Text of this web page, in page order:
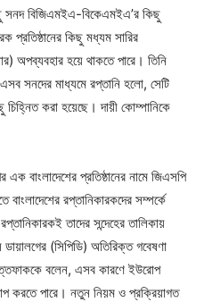
সনদ বিজিএমইএ-বিকেএমইএ’র কিছু
প্রতিষ্ঠানের কিছু মধ্যম সারির
অপব্যবহার হয়ে থাকতে পারে। তিনি
সনদের মাধ্যমে রপ্তানি হলো, সেটি
করা হয়েছে। দায়ী কোম্পানিকে
বাংলাদেশের প্রতিষ্ঠানের নামে জিএসপি
রপ্তানিকারকদের সম্পর্কে
তাদের সন্দেহের তালিকায়
ডায়ালগের (সিপিডি) অতিরিক্ত গবেষণা
বলেন, এসব কারণে ইউরোপ
করতে পারে। নতুন নিয়ম ও প্রক্রিয়াগত